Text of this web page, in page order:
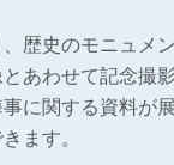
歴史のモニュメ
あわせて記念撮
に関する資料が
ます。